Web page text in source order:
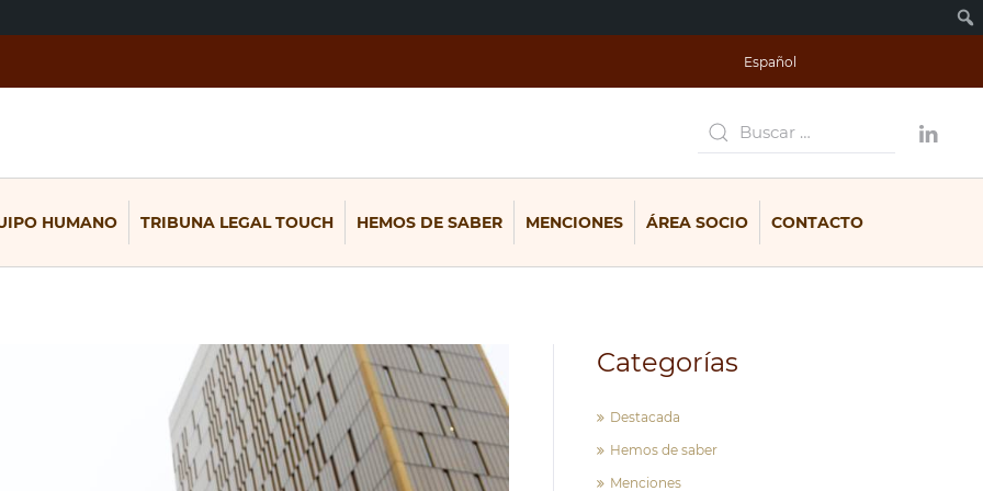
Español
HUMANO TRIBUNA LEGAL TOUCH HEMOS DE SABER MENCIONES ÁREA SOCIO CONTACTO
Categorías
Destacada
Hemos de saber
Menciones